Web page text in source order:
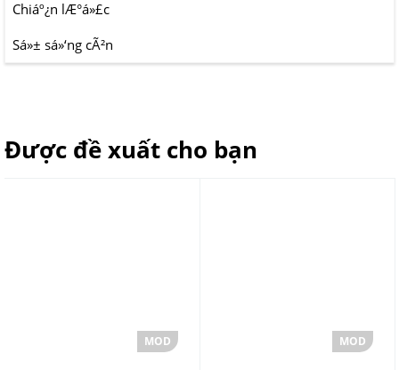
Chiáº¿n lÆ°á»£c
Sá»± sá»‘ng cÃ²n
Được đề xuất cho bạn